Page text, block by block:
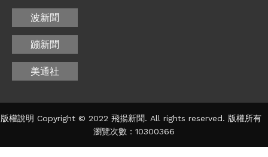
波新聞
蹦新聞
美通社
版權說明 Copyright © 2022 飛揚新聞. All rights reserved. 版權所有
瀏覽次數：10300366